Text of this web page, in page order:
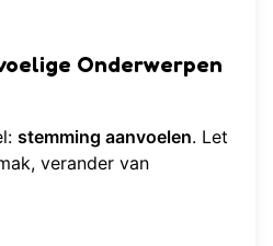
Onderwerpen
stemming aanvoelen. Let
verander van